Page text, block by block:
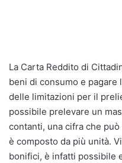
La Carta Reddito di
beni di consumo e
delle limitazioni per il
possibile prelevare un
contanti, una cifra che
è composto da più unità.
bonifici, è infatti possibile